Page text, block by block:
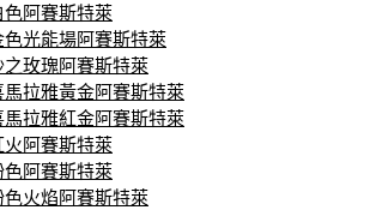
色阿賽斯特萊
色光能場阿賽斯特萊
之玫瑰阿賽斯特萊
馬拉雅黃金阿賽斯特萊
馬拉雅紅金阿賽斯特萊
火阿賽斯特萊
色阿賽斯特萊
色火焰阿賽斯特萊